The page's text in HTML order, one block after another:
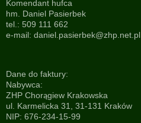
Komendant hufca
hm. Daniel Pasierbek
tel.: 509 111 662
e-mail: daniel.pasierbek@zhp.net.pl
Dane do faktury:
Nabywca:
ZHP Chorągiew Krakowska
ul. Karmelicka 31, 31-131 Kraków
NIP: 676-234-15-99